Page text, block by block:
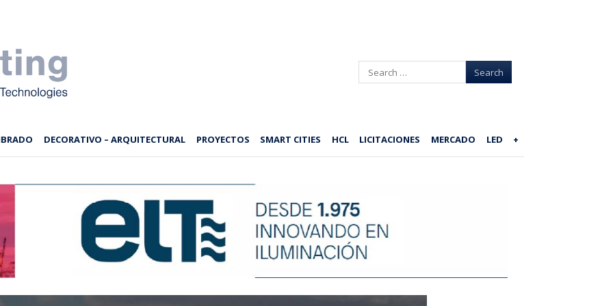
Search
DECORATIVO – ARQUITECTURAL PROYECTOS SMART CITIES HCL LICITACIONES MERCADO LED +